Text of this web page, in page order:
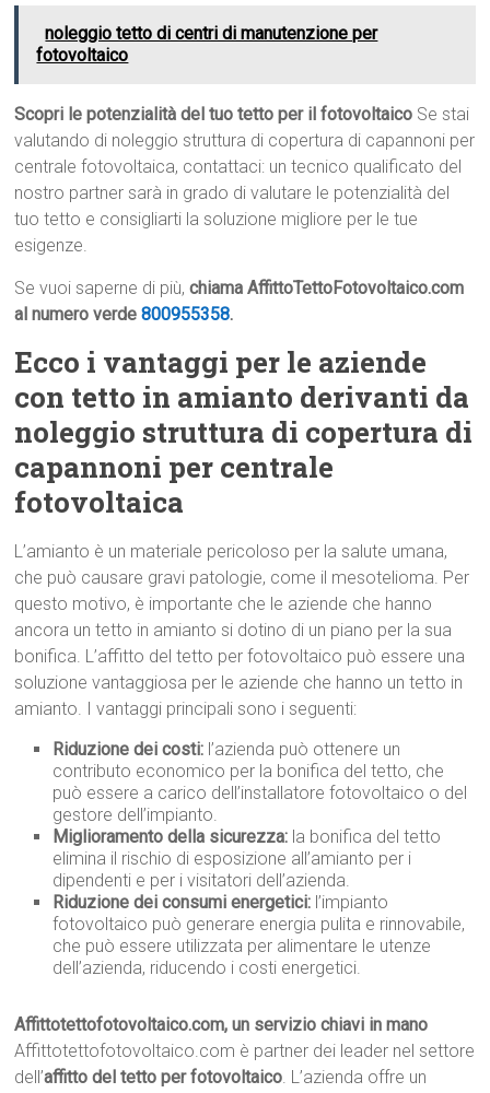
noleggio tetto di centri di manutenzione per
fotovoltaico
Scopri le potenzialità del tuo tetto per il fotovoltaico Se stai
valutando di noleggio struttura di copertura di capannoni per
centrale fotovoltaica, contattaci: un tecnico qualificato del
nostro partner sarà in grado di valutare le potenzialità del
tuo tetto e consigliarti la soluzione migliore per le tue
esigenze.
Se vuoi saperne di più,chiama AffittoTettoFotovoltaico.com
al numero verde800955358.
Ecco i vantaggi per le aziende
con tetto in amianto derivanti da
noleggio struttura di copertura di
capannoni per centrale
fotovoltaica
L’amianto è un materiale pericoloso per la salute umana,
che può causare gravi patologie, come il mesotelioma. Per
questo motivo, è importante che le aziende che hanno
ancora un tetto in amianto si dotino di un piano per la sua
bonifica. L’affitto del tetto per fotovoltaico può essere una
soluzione vantaggiosa per le aziende che hanno un tetto in
amianto. I vantaggi principali sono i seguenti:
Riduzione dei costi: l’azienda può ottenere un
contributo economico per la bonifica del tetto, che
può essere a carico dell’installatore fotovoltaico o del
gestore dell’impianto.
Miglioramento della sicurezza: la bonifica del tetto
elimina il rischio di esposizione all’amianto per i
dipendenti e per i visitatori dell’azienda.
Riduzione dei consumi energetici: l’impianto
fotovoltaico può generare energia pulita e rinnovabile,
che può essere utilizzata per alimentare le utenze
dell’azienda, riducendo i costi energetici.
Affittotettofotovoltaico.com, un servizio chiavi in mano
Affittotettofotovoltaico.com è partner dei leader nel settore
dell’affitto del tetto per fotovoltaico. L’azienda offre un